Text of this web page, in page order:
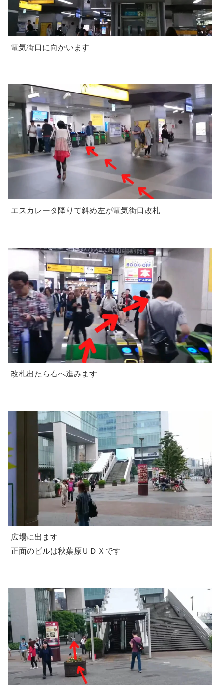
電気街口に向かいます
エスカレータ降りて斜め左が電気街口改札
改札出たら右へ進みます
広場に出ます
正面のビルは秋葉原ＵＤＸです